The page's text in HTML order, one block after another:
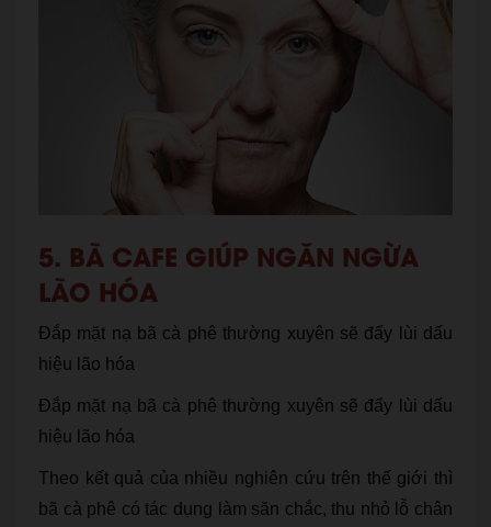
5. BÃ CAFE GIÚP NGĂN NGỪA
LÃO HÓA
Đắp mặt nạ bã cà phê thường xuyên sẽ đẩy lùi dấu
hiệu lão hóa
Đắp mặt nạ bã cà phê thường xuyên sẽ đẩy lùi dấu
hiệu lão hóa
Theo kết quả của nhiều nghiên cứu trên thế giới thì
bã cà phê có tác dụng làm săn chắc, thu nhỏ lỗ chân